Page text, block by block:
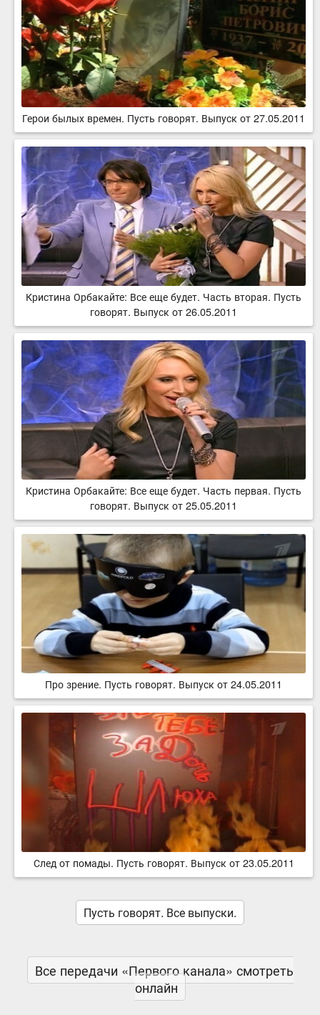
Герои былых времен. Пусть говорят. Выпуск от 27.05.2011
Кристина Орбакайте: Все еще будет. Часть вторая. Пусть
говорят. Выпуск от 26.05.2011
Кристина Орбакайте: Все еще будет. Часть первая. Пусть
говорят. Выпуск от 25.05.2011
Про зрение. Пусть говорят. Выпуск от 24.05.2011
След от помады. Пусть говорят. Выпуск от 23.05.2011
Пусть говорят. Все выпуски.
Все передачи «Первого канала» смотреть
онлайн